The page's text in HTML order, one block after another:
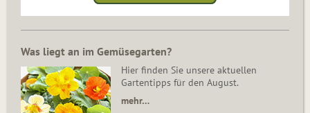
Was liegt an im Gemüsegarten?
Hier finden Sie unsere aktuellen
Gartentipps für den August.
mehr…